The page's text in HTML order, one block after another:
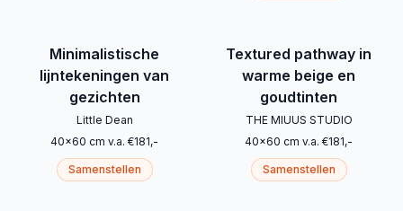
Minimalistische
lijntekeningen van
gezichten
Little Dean
40x60 cm v.a. €181,-
Samenstellen
Textured pathway in
warme beige en
goudtinten
THE MIUUS STUDIO
40x60 cm v.a. €181,-
Samenstellen